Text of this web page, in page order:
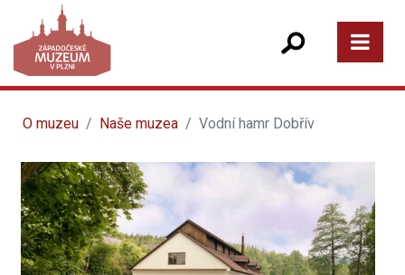
O muzeu Naše muzea Vodní hamr Dobřív